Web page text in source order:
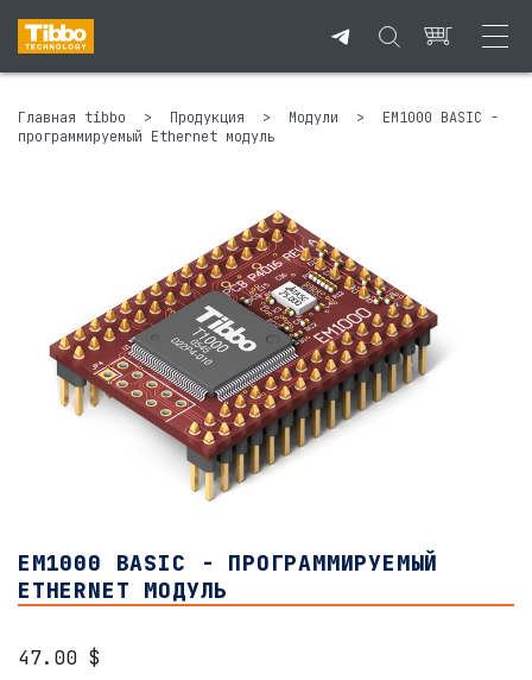
Главная tibbo > Продукция > Модули >
EM1000 BASIC -
программируемый Ethernet модуль
EM1000 BASIC - ПРОГРАММИРУЕМЫЙ
ETHERNET МОДУЛЬ
47.00 $